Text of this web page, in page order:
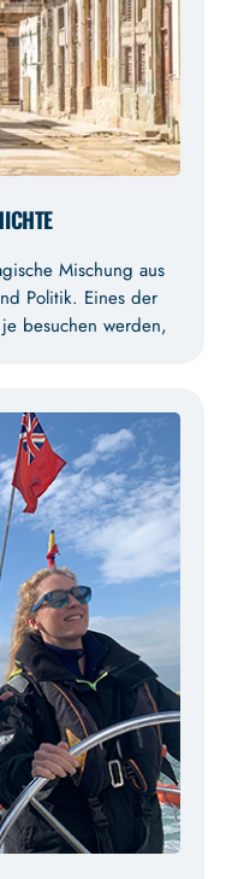
Mischung aus
Politik. Eines der
besuchen werden,